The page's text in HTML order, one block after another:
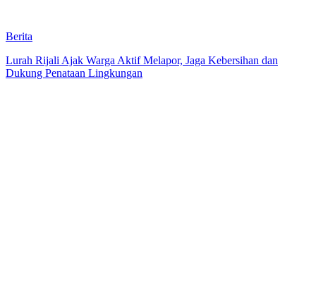
Berita
Lurah Rijali Ajak Warga Aktif Melapor, Jaga Kebersihan dan
Dukung Penataan Lingkungan